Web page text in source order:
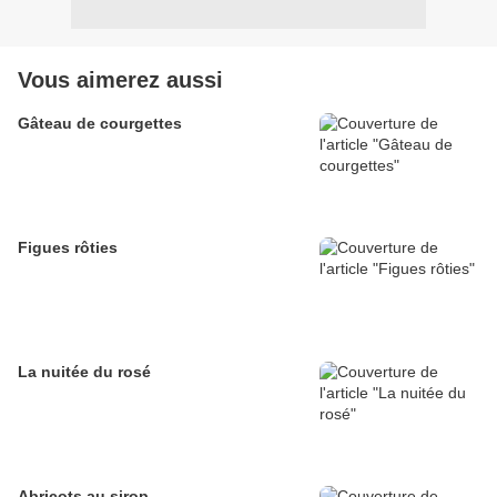
Vous aimerez aussi
Gâteau de courgettes
Figues rôties
La nuitée du rosé